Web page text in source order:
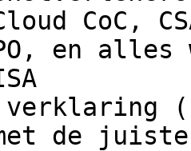
CoC,
en
verklaring
de